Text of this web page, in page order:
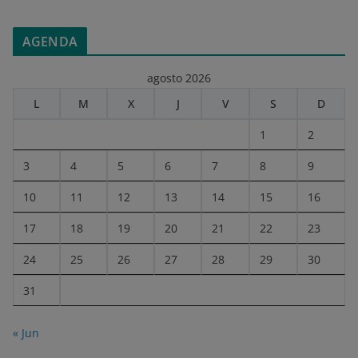
AGENDA
agosto 2026
L
M X J V S D
1 2
3 4 5 6 7 8 9
10 11 12 13 14 15 16
17 18 19 20 21 22 23
24 25 26 27 28 29 30
31
« Jun